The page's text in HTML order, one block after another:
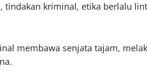
kriminal, etika berlalu
membawa senjata tajam,